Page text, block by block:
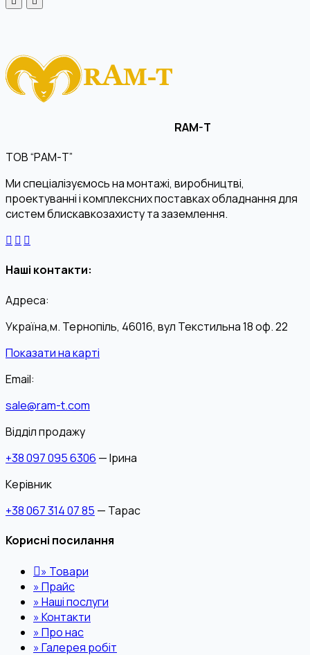
RAM-T
ТОВ “РАМ-Т”
Ми спеціалізуємось на монтажі, виробництві,
проектуванні і комплексних поставках обладнання для
систем блискавкозахисту та заземлення.
Наші контакти:
Адреса:
Україна,м. Тернопіль, 46016, вул Текстильна 18 оф. 22
Показати на карті
Email:
sale@ram-t.com
Відділ продажу
+38 097 095 6306 — Ірина
Керівник
+38 067 314 07 85 — Тарас
Корисні посилання
» Товари
»Прайс
»Наші послуги
»Контакти
»Про нас
»Галерея робіт